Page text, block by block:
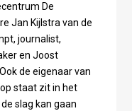
De
Jan Kijlstra van de
journalist,
en Joost
de eigenaar van
staat zit in het
slag kan gaan